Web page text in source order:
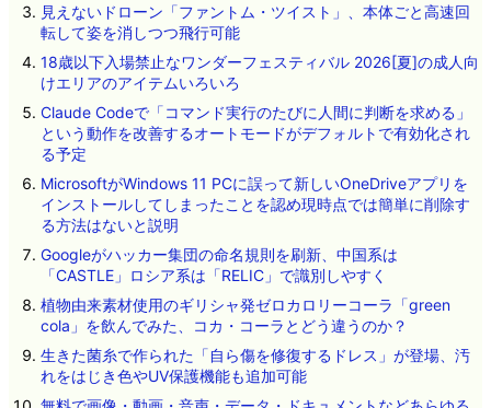
見えないドローン「ファントム・ツイスト」、本体ごと高速回
転して姿を消しつつ飛行可能
18歳以下入場禁止なワンダーフェスティバル 2026[夏]の成人向
けエリアのアイテムいろいろ
Claude Codeで「コマンド実行のたびに人間に判断を求める」
という動作を改善するオートモードがデフォルトで有効化され
る予定
MicrosoftがWindows 11 PCに誤って新しいOneDriveアプリを
インストールしてしまったことを認め現時点では簡単に削除す
る方法はないと説明
Googleがハッカー集団の命名規則を刷新、中国系は
「CASTLE」ロシア系は「RELIC」で識別しやすく
植物由来素材使用のギリシャ発ゼロカロリーコーラ「green
cola」を飲んでみた、コカ・コーラとどう違うのか？
生きた菌糸で作られた「自ら傷を修復するドレス」が登場、汚
れをはじき色やUV保護機能も追加可能